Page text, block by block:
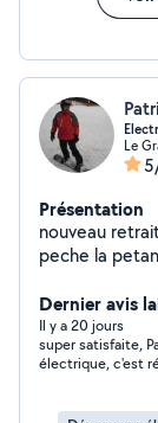
Le
Présentation
nouveau
peche la
Dernier avis
Il y a 20 jours
super satisfaite,
électrique, c'est